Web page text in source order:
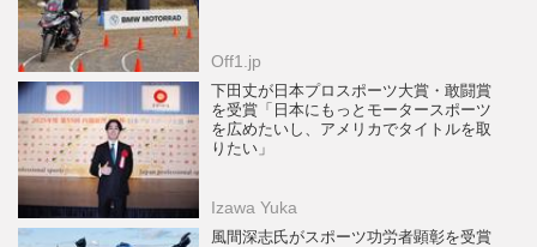
Off1.jp
下田丈が日本プロスポーツ大賞・敢闘賞
を受賞「日本にもっとモータースポーツ
を広めたいし、アメリカでタイトルを取
りたい」
Izawa Yuka
風間深志氏がスポーツ功労者顕彰を受賞